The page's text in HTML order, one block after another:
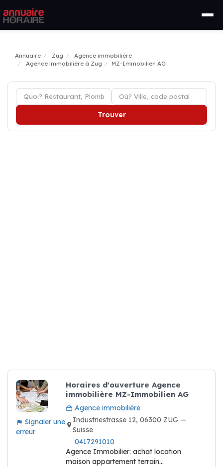
Annuaire Zug
Agence immobilière
Agence immobilière à Zug
MZ-Immobilien AG
Trouver
Signaler une
erreur
Horaires d'ouverture Agence
immobilière MZ-Immobilien AG
Agence immobilière
Industriestrasse 12, 06300 ZUG —
Suisse
0417291010
Agence Immobilier: achat location
maison appartement terrain...